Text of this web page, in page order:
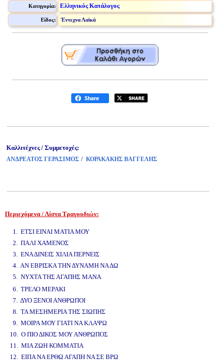
Κατηγορία: Ελληνικός Κατάλογος
Είδος: Έντεχνα Λαϊκά
Καλλιτέχνες / Συμμετοχές:
ΑΝΔΡΕΑΤΟΣ ΓΕΡΑΣΙΜΟΣ / ΚΟΡΑΚΑΚΗΣ ΒΑΓΓΕΛΗΣ
Περιεχόμενα / Λίστα Τραγουδιών:
1. ΕΤΣΙ ΕΙΝΑΙ ΜΑΤΙΑ ΜΟΥ
2. ΠΑΛΙ ΧΑΜΕΝΟΣ
3. ΕΝΑ ΔΙΝΕΙΣ ΧΙΛΙΑ ΠΕΡΝΕΙΣ
4. ΑΝ ΕΒΡΙΣΚΑ ΤΗΝ ΔΥΝΑΜΗ ΝΑ ΔΩ
5. ΝΥΧΤΑ ΤΗΣ ΑΓΑΠΗΣ ΜΑΝΑ
6. ΤΡΕΛΟ ΜΕΡΑΚΙ
7. ΔΥΟ ΞΕΝΟΙ ΑΝΘΡΩΠΟΙ
8. ΤΑ ΜΕΣΗΜΕΡΙΑ ΤΗΣ ΣΙΩΠΗΣ
9. ΜΟΙΡΑ ΜΟΥ ΓΙΑΤΙ ΝΑ ΚΛΑΨΩ
10. Ο ΠΙΟ ΔΙΚΟΣ ΜΟΥ ΑΝΘΡΩΠΟΣ
11. ΜΙΑ ΖΩΗ ΚΟΜΜΑΤΙΑ
12. ΕΙΠΑ ΝΑ ΕΡΘΩ ΑΓΑΠΗ ΝΑ ΣΕ ΒΡΩ